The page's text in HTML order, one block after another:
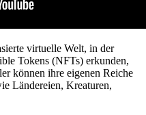
virtuelle Welt, in der
Tokens (NFTs) erkunden,
können ihre eigenen Reiche
Ländereien, Kreaturen,